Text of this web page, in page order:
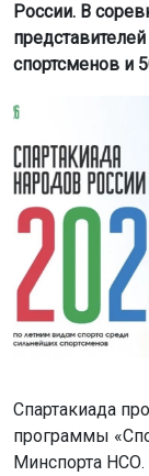
России. В
спортсменов и
Спартакиада
программы
Минспорта НСО.